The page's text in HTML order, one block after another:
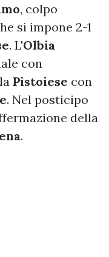
, colpo
si impone 2-1
. L'Olbia
con
Pistoiese con
. Nel posticipo
della
.